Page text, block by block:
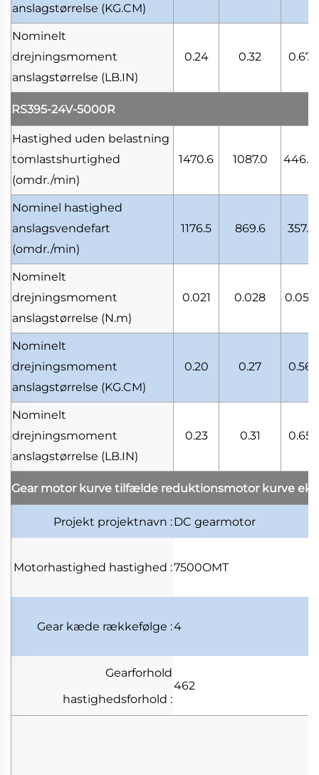
anslagstørrelse (KG.CM)
Nominelt
drejningsmoment
anslagstørrelse (LB.IN)
0.24 0.32 0.67
RS395-24V-5000R
Hastighed uden belastning
tomlastshurtighed
(omdr./min)
1470.6 1087.0 446.4
Nominel hastighed
anslagsvendefart
(omdr./min)
1176.5 869.6 357.1
Nominelt
drejningsmoment
anslagstørrelse (N.m)
0.021 0.028 0.057
Nominelt
drejningsmoment
anslagstørrelse (KG.CM)
0.20 0.27 0.56
Nominelt
drejningsmoment
anslagstørrelse (LB.IN)
0.23 0.31 0.65
Gear motor kurve tilfælde reduktionsmotor kurve
Projekt projektnavn :DC gearmotor
Motorhastighed hastighed :7500OMT
Gear kæde rækkefølge :4
Gearforhold
hastighedsforhold :
462